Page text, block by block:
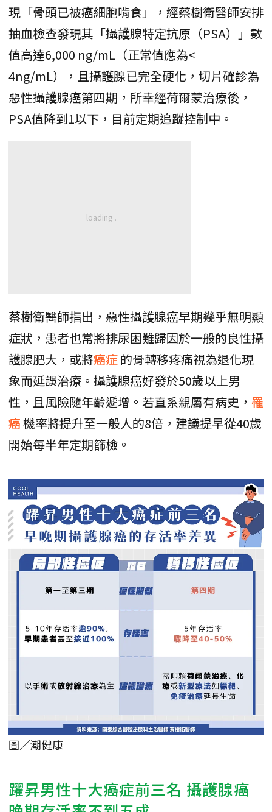
現「骨頭已被癌細胞啃食」，經蔡樹衛醫師安排
抽血檢查發現其「攝護腺特定抗原（PSA）」數
值高達6,000 ng/mL（正常值應為<
4ng/mL），且攝護腺已完全硬化，切片確診為
惡性攝護腺癌第四期，所幸經荷爾蒙治療後，
PSA值降到1以下，目前定期追蹤控制中。
蔡樹衛醫師指出，惡性攝護腺癌早期幾乎無明顯
症狀，患者也常將排尿困難歸因於一般的良性攝
護腺肥大，或將癌症的骨轉移疼痛視為退化現
象而延誤治療。攝護腺癌好發於50歲以上男
性，且風險隨年齡遞增。若直系親屬有病史， 罹
癌機率將提升至一般人的8倍，建議提早從40歲
開始每半年定期篩檢。
圖／潮健康
躍昇男性十大癌症前三名 攝護腺癌